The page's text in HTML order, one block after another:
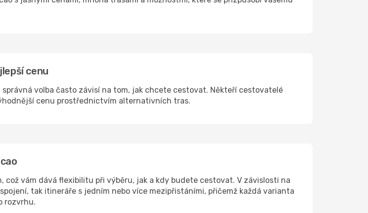
cenu
volba často závisí na tom, jak chcete cestovat. Někteří cestovatelé
cenu prostřednictvím alternativních tras.
vám dává flexibilitu při výběru, jak a kdy budete cestovat. V závislosti na
tak itineráře s jedním nebo více mezipřistáními, přičemž každá varianta
rozvrhu.